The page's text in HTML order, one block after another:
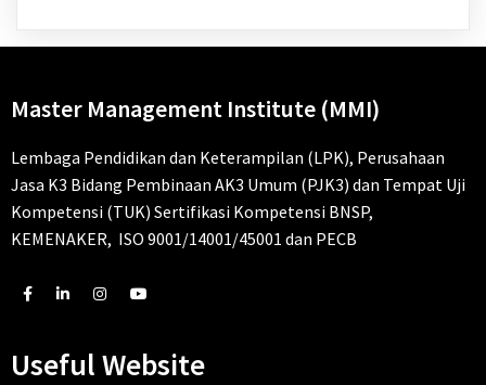
Master Management Institute (MMI)
Lembaga Pendidikan dan Keterampilan (LPK), Perusahaan
Jasa K3 Bidang Pembinaan AK3 Umum (PJK3) dan Tempat Uji
Kompetensi (TUK) Sertifikasi Kompetensi BNSP,
KEMENAKER, ISO 9001/14001/45001 dan PECB
Useful Website